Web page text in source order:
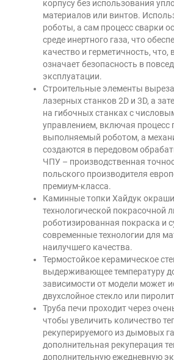
корпусу без использования
материалов или винтов.
роботы, а сам процесс сварки
среде инертного газа, что
качество и герметичность, что,
означает безопасность в
эксплуатации.
Строительные элементы
лазерных станков 2D и 3D, а
на гибочных станках с
управлением, включая процесс
выполняемый роботом, а
создаются в передовом
ЧПУ – производственная
польского производителя
премиум-класса.
Каминные топки Хайдук
технологической покрасочной
роботизированная покраска и
современные технологии для
наилучшего качества.
Термостойкое керамическое
выдерживающее температуру
зависимости от модели может
двухслойное стекло или
Труба печи проходит через
чтобы увеличить количество
рекуперируемого из дымовых
дополнительная рекуперация
дополнительную ежедневную